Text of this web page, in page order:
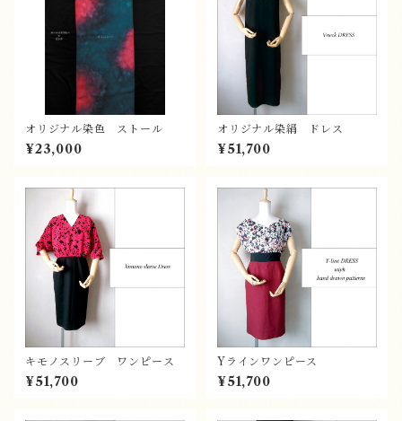
オリジナル染色 ストール
¥23,000
オリジナル染絹 ドレス
¥51,700
キモノスリーブ ワンピース
¥51,700
Yラインワンピース
¥51,700